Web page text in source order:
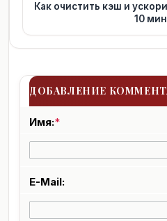
Как очистить кэш и
10
ДОБАВЛЕНИЕ
Имя:*
E-Mail: